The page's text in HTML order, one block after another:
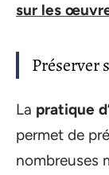
sur les
Préserver
La pratique
permet de
nombreuses